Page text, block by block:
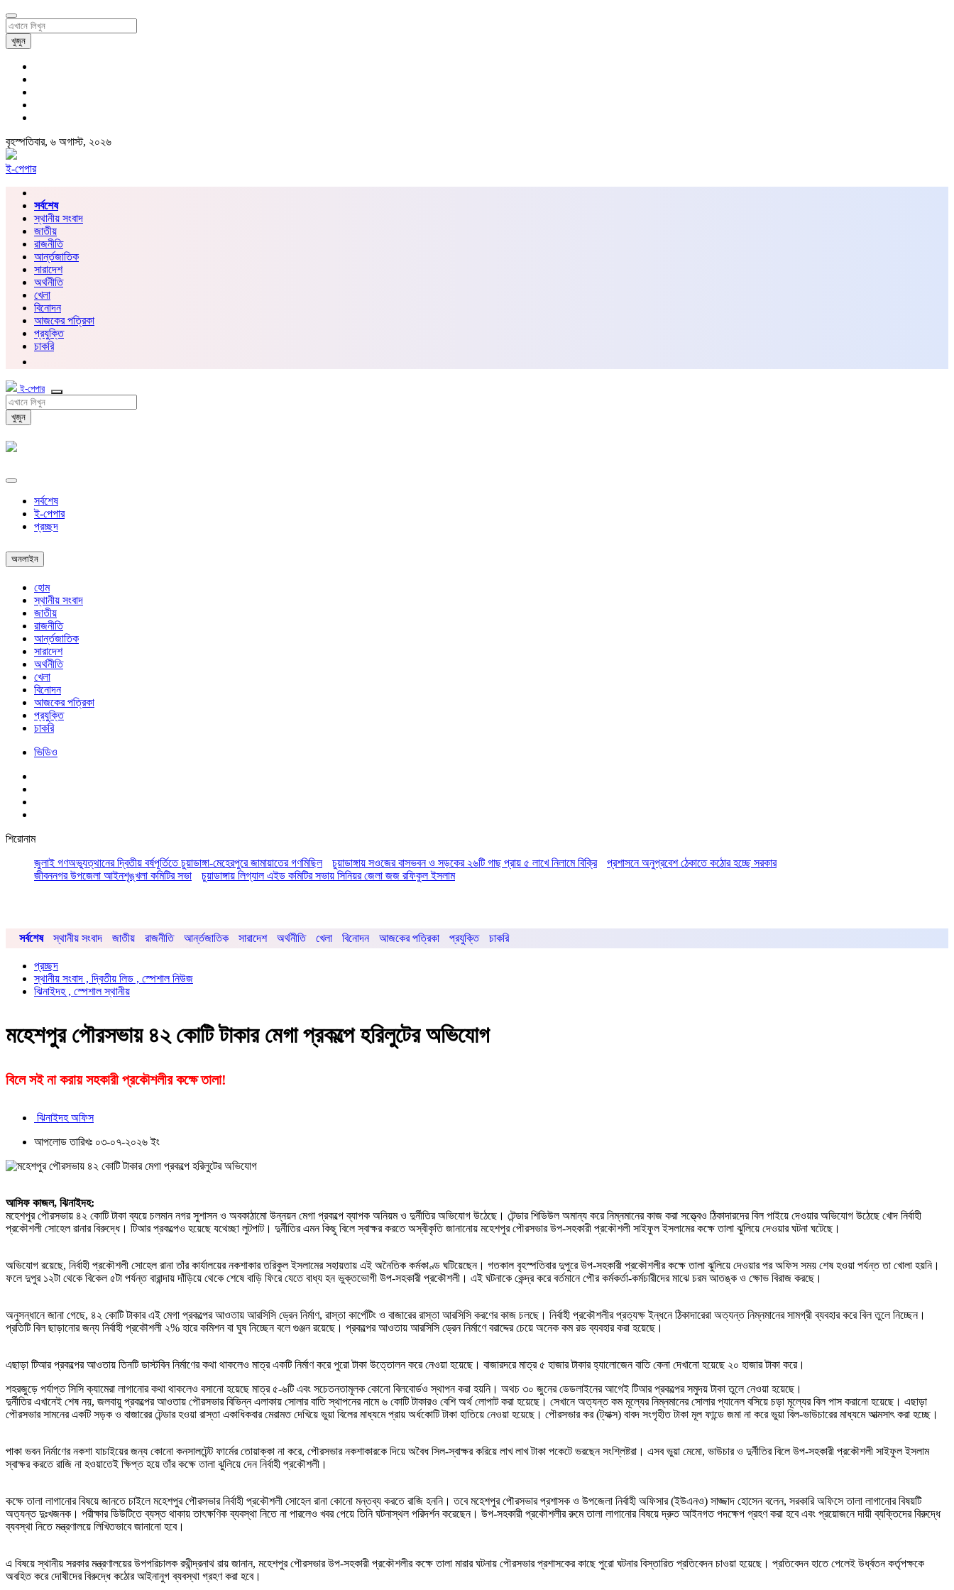
খুজুন
বৃহস্পতিবার, ৬ অগাস্ট, ২০২৬
ই-পেপার
সর্বশেষ
স্থানীয় সংবাদ
জাতীয়
রাজনীতি
আর্ন্তজাতিক
সারাদেশ
অর্থনীতি
খেলা
বিনোদন
আজকের পত্রিকা
প্রযুক্তি
চাকরি
ই-পেপার
খুজুন
সর্বশেষ
ই-পেপার
প্রচ্ছদ
অনলাইন
হোম
স্থানীয় সংবাদ
জাতীয়
রাজনীতি
আর্ন্তজাতিক
সারাদেশ
অর্থনীতি
খেলা
বিনোদন
আজকের পত্রিকা
প্রযুক্তি
চাকরি
ভিডিও
শিরোনাম
জুলাই গণঅভ্যুত্থানের দ্বিতীয় বর্ষপূর্তিতে চুয়াডাঙ্গা-মেহেরপুরে জামায়াতের গণমিছিল
চুয়াডাঙ্গায় সওজের বাসভবন ও সড়কের ২৬টি গাছ প্রায় ৫ লাখে নিলামে বিক্রি
প্রশাসনে অনুপ্রবেশ ঠেকাতে কঠোর হচ্ছে সরকার
জীবননগর উপজেলা আইনশৃঙ্খলা কমিটির সভা
চুয়াডাঙ্গায় লিগ্যাল এইড কমিটির সভায় সিনিয়র জেলা জজ রফিকুল ইসলাম
সর্বশেষ স্থানীয় সংবাদ জাতীয় রাজনীতি আর্ন্তজাতিক সারাদেশ অর্থনীতি খেলা বিনোদন আজকের পত্রিকা প্রযুক্তি চাকরি
প্রচ্ছদ
স্থানীয় সংবাদ , দ্বিতীয় লিড , স্পেশাল নিউজ
ঝিনাইদহ , স্পেশাল স্থানীয়
মহেশপুর পৌরসভায় ৪২ কোটি টাকার মেগা প্রকল্পে হরিলুটের অভিযোগ
বিলে সই না করায় সহকারী প্রকৌশলীর কক্ষে তালা!
ঝিনাইদহ অফিস
আপলোড তারিখঃ ০৩-০৭-২০২৬ ইং
আসিফ কাজল, ঝিনাইদহ:
মহেশপুর পৌরসভায় ৪২ কোটি টাকা ব্যয়ে চলমান নগর সুশাসন ও অবকাঠামো উন্নয়ন মেগা প্রকল্পে ব্যাপক অনিয়ম ও দুর্নীতির অভিযোগ উঠেছে। টেন্ডার শিডিউল অমান্য করে নিম্নমানের কাজ করা সত্ত্বেও ঠিকাদারদের বিল পাইয়ে দেওয়ার অভিযোগ উঠেছে খোদ নির্বাহী
প্রকৌশলী সোহেল রানার বিরুদ্ধে। টিআর প্রকল্পেও হয়েছে যথেচ্ছা লুটপাট। দুর্নীতির এমন কিছু বিলে স্বাক্ষর করতে অস্বীকৃতি জানানোয় মহেশপুর পৌরসভার উপ-সহকারী প্রকৌশলী সাইফুল ইসলামের কক্ষে তালা ঝুলিয়ে দেওয়ার ঘটনা ঘটেছে।
অভিযোগ রয়েছে, নির্বাহী প্রকৌশলী সোহেল রানা তাঁর কার্যালয়ের নকশাকার তরিকুল ইসলামের সহায়তায় এই অনৈতিক কর্মকাণ্ড ঘটিয়েছেন। গতকাল বৃহস্পতিবার দুপুরে উপ-সহকারী প্রকৌশলীর কক্ষে তালা ঝুলিয়ে দেওয়ার পর অফিস সময় শেষ হওয়া পর্যন্ত তা খোলা হয়নি।
ফলে দুপুর ১২টা থেকে বিকেল ৫টা পর্যন্ত বারান্দায় দাঁড়িয়ে থেকে শেষে বাড়ি ফিরে যেতে বাধ্য হন ভুক্তভোগী উপ-সহকারী প্রকৌশলী। এই ঘটনাকে কেন্দ্র করে বর্তমানে পৌর কর্মকর্তা-কর্মচারীদের মাঝে চরম আতঙ্ক ও ক্ষোভ বিরাজ করছে।
অনুসন্ধানে জানা গেছে, ৪২ কোটি টাকার এই মেগা প্রকল্পের আওতায় আরসিসি ড্রেন নির্মাণ, রাস্তা কার্পেটিং ও বাজারের রাস্তা আরসিসি করণের কাজ চলছে। নির্বাহী প্রকৌশলীর প্রত্যক্ষ ইন্ধনে ঠিকাদারেরা অত্যন্ত নিম্নমানের সামগ্রী ব্যবহার করে বিল তুলে নিচ্ছেন।
প্রতিটি বিল ছাড়ানোর জন্য নির্বাহী প্রকৌশলী ২% হারে কমিশন বা ঘুষ নিচ্ছেন বলে গুঞ্জন রয়েছে। প্রকল্পের আওতায় আরসিসি ড্রেন নির্মাণে বরাদ্দের চেয়ে অনেক কম রড ব্যবহার করা হয়েছে।
এছাড়া টিআর প্রকল্পের আওতায় তিনটি ডাস্টবিন নির্মাণের কথা থাকলেও মাত্র একটি নির্মাণ করে পুরো টাকা উত্তোলন করে নেওয়া হয়েছে। বাজারদরে মাত্র ৫ হাজার টাকার হ্যালোজেন বাতি কেনা দেখানো হয়েছে ২০ হাজার টাকা করে।
শহরজুড়ে পর্যাপ্ত সিসি ক্যামেরা লাগানোর কথা থাকলেও বসানো হয়েছে মাত্র ৫-৬টি এবং সচেতনতামূলক কোনো বিলবোর্ডও স্থাপন করা হয়নি। অথচ ৩০ জুনের ডেডলাইনের আগেই টিআর প্রকল্পের সমুদয় টাকা তুলে নেওয়া হয়েছে।
দুর্নীতির এখানেই শেষ নয়, জলবায়ু প্রকল্পের আওতায় পৌরসভার বিভিন্ন এলাকায় সোলার বাতি স্থাপনের নামে ৬ কোটি টাকারও বেশি অর্থ লোপাট করা হয়েছে। সেখানে অত্যন্ত কম মূল্যের নিম্নমানের সোলার প্যানেল বসিয়ে চড়া মূল্যের বিল পাস করানো হয়েছে। এছাড়া
পৌরসভার সামনের একটি সড়ক ও বাজারের টেন্ডার হওয়া রাস্তা একাধিকবার মেরামত দেখিয়ে ভুয়া বিলের মাধ্যমে প্রায় অর্ধকোটি টাকা হাতিয়ে নেওয়া হয়েছে। পৌরসভার কর (ট্যাক্স) বাবদ সংগৃহীত টাকা মূল ফান্ডে জমা না করে ভুয়া বিল-ভাউচারের মাধ্যমে আত্মসাৎ করা হচ্ছে।
পাকা ভবন নির্মাণের নকশা যাচাইয়ের জন্য কোনো কনসালটেন্ট ফার্মের তোয়াক্কা না করে, পৌরসভার নকশাকারকে দিয়ে অবৈধ সিল-স্বাক্ষর করিয়ে লাখ লাখ টাকা পকেটে ভরছেন সংশ্লিষ্টরা। এসব ভুয়া মেমো, ভাউচার ও দুর্নীতির বিলে উপ-সহকারী প্রকৌশলী সাইফুল ইসলাম
স্বাক্ষর করতে রাজি না হওয়াতেই ক্ষিপ্ত হয়ে তাঁর কক্ষে তালা ঝুলিয়ে দেন নির্বাহী প্রকৌশলী।
কক্ষে তালা লাগানোর বিষয়ে জানতে চাইলে মহেশপুর পৌরসভার নির্বাহী প্রকৌশলী সোহেল রানা কোনো মন্তব্য করতে রাজি হননি। তবে মহেশপুর পৌরসভার প্রশাসক ও উপজেলা নির্বাহী অফিসার (ইউএনও) সাজ্জাদ হোসেন বলেন, সরকারি অফিসে তালা লাগানোর বিষয়টি
অত্যন্ত দুঃখজনক। পরীক্ষার ডিউটিতে ব্যস্ত থাকায় তাৎক্ষণিক ব্যবস্থা নিতে না পারলেও খবর পেয়ে তিনি ঘটনাস্থল পরিদর্শন করেছেন। উপ-সহকারী প্রকৌশলীর রুমে তালা লাগানোর বিষয়ে দ্রুত আইনগত পদক্ষেপ গ্রহণ করা হবে এবং প্রয়োজনে দায়ী ব্যক্তিদের বিরুদ্ধে
ব্যবস্থা নিতে মন্ত্রণালয়ে লিখিতভাবে জানানো হবে।
এ বিষয়ে স্থানীয় সরকার মন্ত্রণালয়ের উপপরিচালক রথীন্দ্রনাথ রায় জানান, মহেশপুর পৌরসভার উপ-সহকারী প্রকৌশলীর কক্ষে তালা মারার ঘটনায় পৌরসভার প্রশাসকের কাছে পুরো ঘটনার বিস্তারিত প্রতিবেদন চাওয়া হয়েছে। প্রতিবেদন হাতে পেলেই উর্ধ্বতন কর্তৃপক্ষকে
অবহিত করে দোষীদের বিরুদ্ধে কঠোর আইনানুগ ব্যবস্থা গ্রহণ করা হবে।